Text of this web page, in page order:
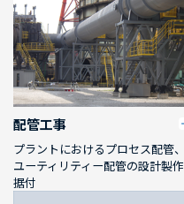
配管工事
プラントにおけるプロセス配管、
ユーティリティー配管の設計製作
据付